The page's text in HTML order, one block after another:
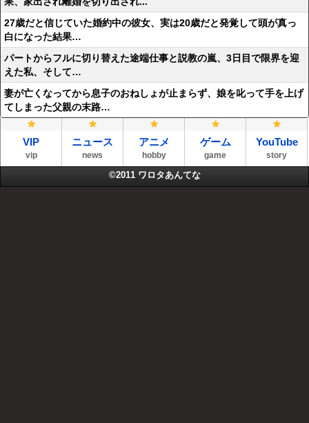
27歳だと信じていた婚約中の彼女、実は20歳だと発覚して頭が真っ
白になった結果…
パートからフルに切り替えた途端仕事と説教の嵐、3日目で限界を迎
えた私、そして…
妻が亡くなってから息子のおねしょが止まらず、娘を叱って手を上げ
てしまった父親の末路…
VIP
vip
ニュース
news
アニメ
hobby
ゲーム
game
YouTube
story
©2011 ワロタあんてな